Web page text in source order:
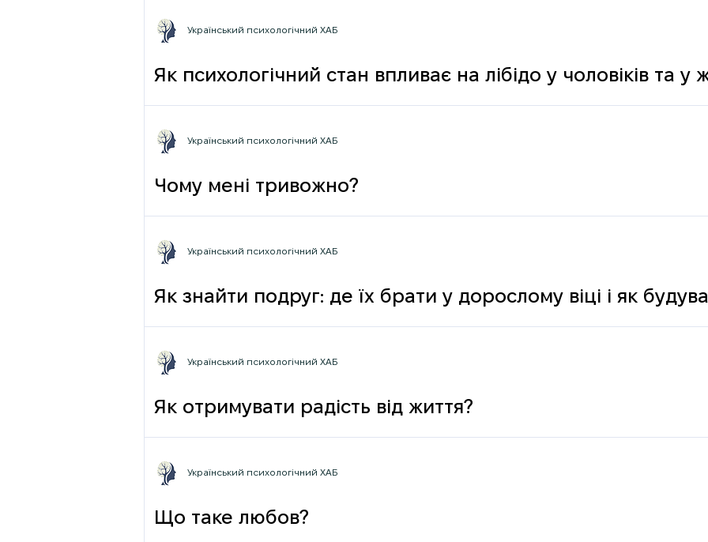
Як психологічний стан впливає на лібідо у чоловіків та у
Український психологічний ХАБ
Чому мені тривожно?
Український психологічний ХАБ
Як знайти подруг: де їх брати у дорослому віці і як
Український психологічний ХАБ
Як отримувати радість від життя?
Український психологічний ХАБ
Що таке любов?
Український психологічний ХАБ